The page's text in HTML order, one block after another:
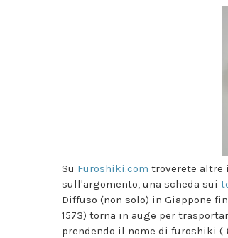
Su Furoshiki.com troverete altre
sull'argomento, una scheda sui
Diffuso (non solo) in Giappone
1573) torna in auge per
prendendo il nome di furoshiki (